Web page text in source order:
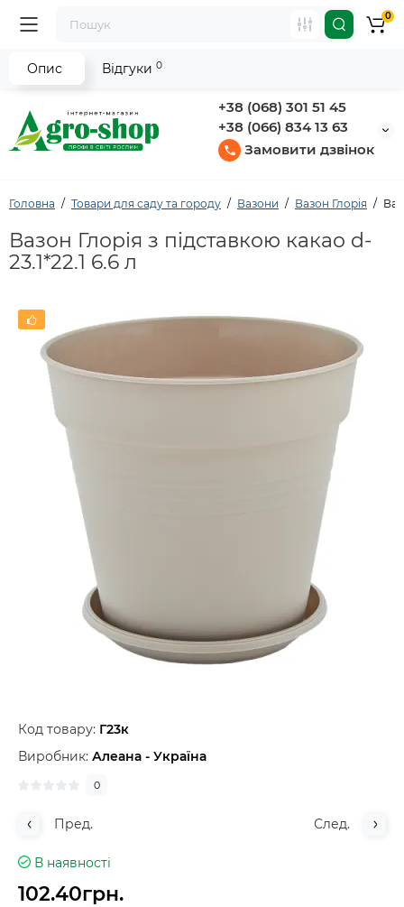
+38 (068) 301 51 45
+38 (066) 834 13 63
Замовити дзвінок
0
Головна Товари для саду та городу Вазони Вазон Глорія
Вазон Глорія з підставкою какао d-
23.1*22.1 6.6 л
Код товару: Г23к
Виробник: Алеана - Україна
0
Пред. След.
В наявності
102.40грн.
Опис Відгуки 0